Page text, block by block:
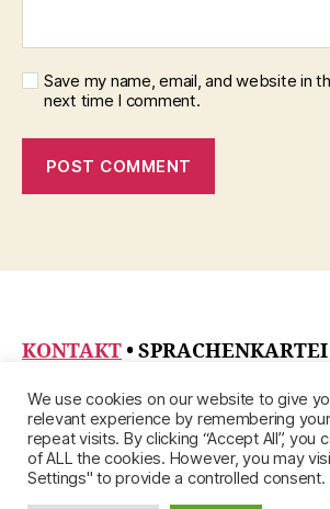
Save my name, email, and website in
next time I comment.
KONTAKT •
IMPRESSUM
We use cookies on our website to give
relevant experience by remembering
repeat visits. By clicking “Accept All”, you
of ALL the cookies. However, you may
Settings" to provide a controlled consent.